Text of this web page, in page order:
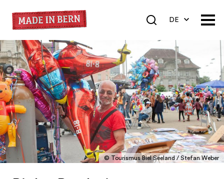
DE
FR
© Tourismus Biel Seeland / Stefan Weber